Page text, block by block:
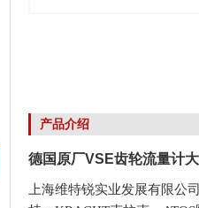
产品介绍
德国原厂VSE齿轮流量计
上海维特锐实业发展有限公